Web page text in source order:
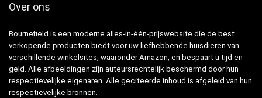
Over ons
Bournefield is een moderne alles-in-één-prijswebsite die de best
verkopende producten biedt voor uw liefhebbende huisdieren van
verschillende winkelsites, waaronder Amazon, en bespaart u tijd en
geld. Alle afbeeldingen zijn auteursrechtelijk beschermd door hun
respectievelijke eigenaren. Alle geciteerde inhoud is afgeleid van hun
respectievelijke bronnen.